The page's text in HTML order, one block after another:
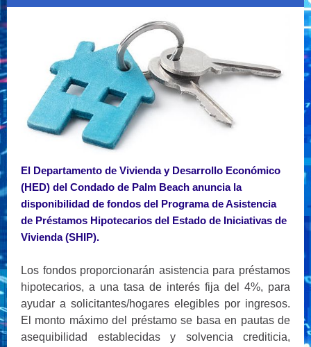
El Departamento de Vivienda y Desarrollo Económico
(HED) del Condado de Palm Beach anuncia la
disponibilidad de fondos del Programa de Asistencia
de Préstamos Hipotecarios del Estado de Iniciativas de
Vivienda (SHIP).
Los fondos proporcionarán asistencia para préstamos
hipotecarios, a una tasa de interés fija del 4%, para
ayudar a solicitantes/hogares elegibles por ingresos.
El monto máximo del préstamo se basa en pautas de
asequibilidad establecidas y solvencia crediticia,